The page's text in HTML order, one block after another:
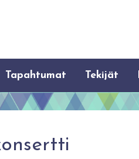
Tapahtumat Tekijät